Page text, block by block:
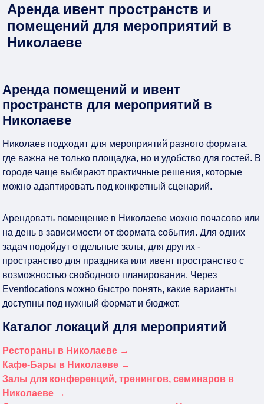
Аренда ивент пространств и
помещений для мероприятий в
Николаеве
Аренда помещений и ивент
пространств для мероприятий в
Николаеве
Николаев подходит для мероприятий разного формата,
где важна не только площадка, но и удобство для гостей. В
городе чаще выбирают практичные решения, которые
можно адаптировать под конкретный сценарий.
Арендовать помещение в Николаеве можно почасово или
на день в зависимости от формата события. Для одних
задач подойдут отдельные залы, для других -
пространство для праздника или ивент пространство с
возможностью свободного планирования. Через
Eventlocations можно быстро понять, какие варианты
доступны под нужный формат и бюджет.
Каталог локаций для мероприятий
Рестораны в Николаеве →
Кафе-Бары в Николаеве →
Залы для конференций, тренингов, семинаров в
Николаеве →